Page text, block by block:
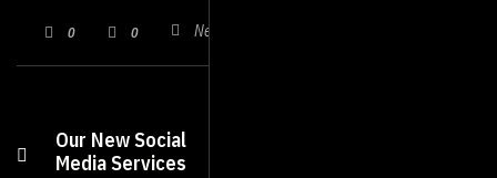
0 0 Nenhum comentário
Our New Social
Media Services